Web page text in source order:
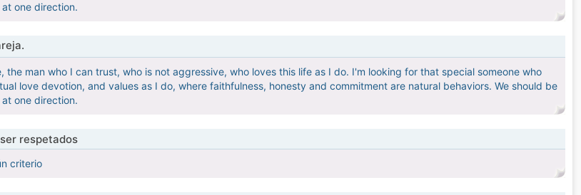
one direction.
the man who I can trust, who is not aggressive, who loves this life as I do. I'm looking for that special someone who
love devotion, and values as I do, where faithfulness, honesty and commitment are natural behaviors. We should be
one direction.
respetados
criterio